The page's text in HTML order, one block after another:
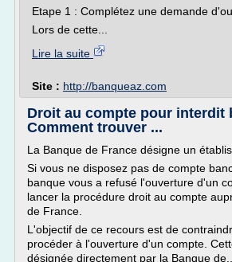
Etape 1 : Complétez une demande
Lors de cette...
Lire la suite
Site : http://banqueaz.com
Droit au compte pour interdit
Comment trouver ...
La Banque de France désigne un
Si vous ne disposez pas de compte
banque vous a refusé l'ouverture d'un
lancer la procédure droit au compte
de France.
L'objectif de ce recours est de
procéder à l'ouverture d'un compte.
désignée directement par la Banque de...